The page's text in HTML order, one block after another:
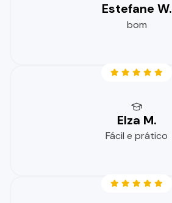
Estefane W.
bom
Elza M.
Fácil e prático